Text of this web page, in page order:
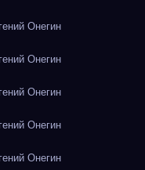
Онегин
Онегин
Онегин
Онегин
Онегин